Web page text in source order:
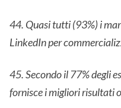
44. Quasi tutti (93%) i
LinkedIn per
45. Secondo il 77% degli
fornisce i migliori risultati